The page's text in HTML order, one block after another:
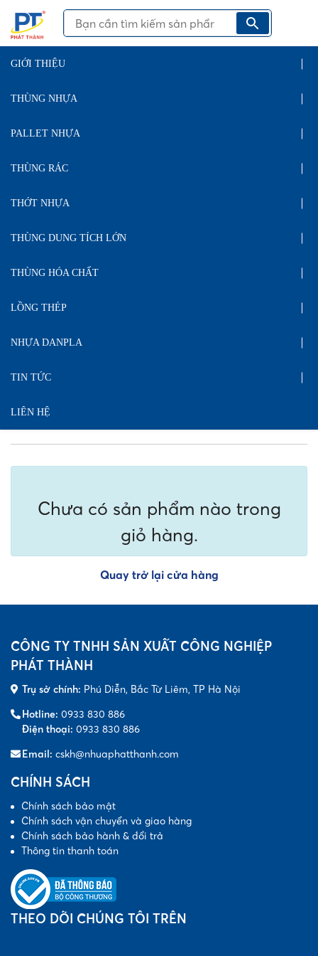
GIỚI THIỆU
THÙNG NHỰA
PALLET NHỰA
THÙNG RÁC
THỚT NHỰA
THÙNG DUNG TÍCH LỚN
THÙNG HÓA CHẤT
LỒNG THÉP
NHỰA DANPLA
TIN TỨC
LIÊN HỆ
Chưa có sản phẩm nào trong
giỏ hàng.
Quay trở lại cửa hàng
CÔNG TY TNHH SẢN XUẤT CÔNG NGHIỆP
PHÁT THÀNH
Trụ sở chính: Phú Diễn, Bắc Từ Liêm, TP Hà Nội
Hotline: 0933 830 886
Điện thoại: 0933 830 886
Email: cskh@nhuaphatthanh.com
CHÍNH SÁCH
Chính sách bảo mật
Chính sách vận chuyển và giao hàng
Chính sách bảo hành & đổi trả
Thông tin thanh toán
THEO DÕI CHÚNG TÔI TRÊN